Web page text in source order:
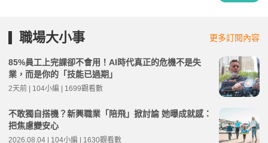
職場大小事 更多訂閱內容
85%員工上完課卻不會用！AI時代真正的危機不是失
業，而是你的「技能已過期」
2天前 | 104小編 | 1699觀看數
不敢獨自搭機？新興職業「陪飛」掀討論 她曝成就感：
把焦慮變安心
2026.08.04 | 104小編 | 1630觀看數